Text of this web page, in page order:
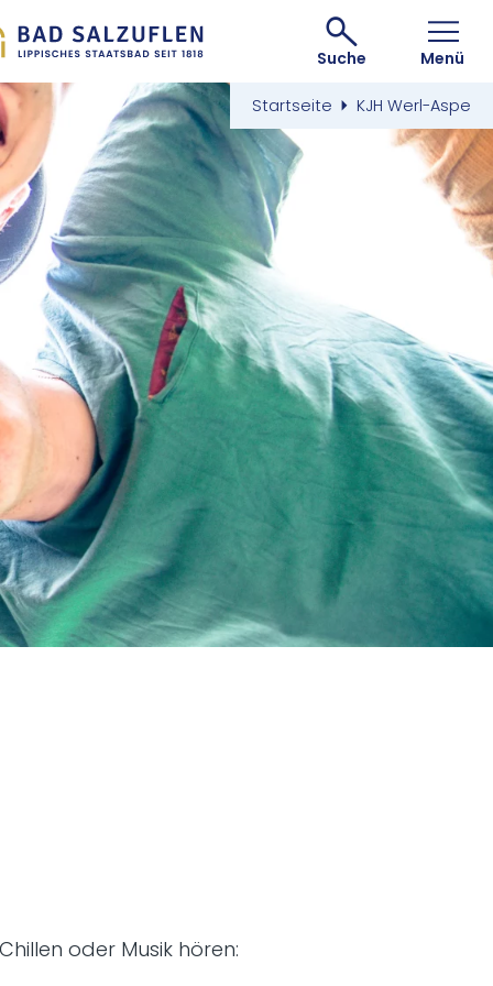
Suche Menü
Startseite KJH Werl-Aspe
oder Musik hören: